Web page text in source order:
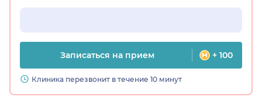
Записаться на прием + 100
Клиника перезвонит в течение 10 минут